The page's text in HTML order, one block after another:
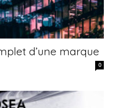
d’une marque
0